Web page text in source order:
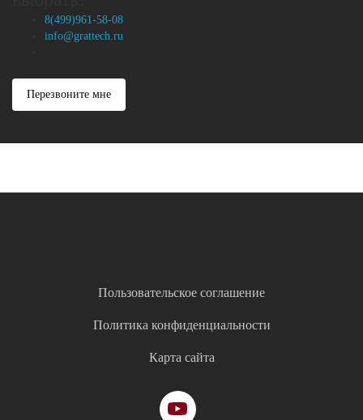
8(499)961-58-08
info@grattech.ru
Перезвоните мне
Пользовательское соглашение
Политика конфиденциальности
Карта сайта